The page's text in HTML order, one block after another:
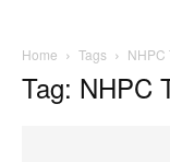
Home Tags NHPC
Tag: NHPC